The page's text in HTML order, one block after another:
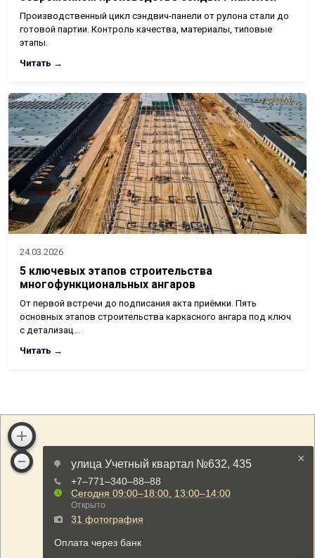
Производственный цикл сэндвич-панели от рулона стали до
готовой партии. Контроль качества, материалы, типовые
этапы.
Читать →
24.03.2026
5 ключевых этапов строительства
многофункциональных ангаров
От первой встречи до подписания акта приёмки. Пять
основных этапов строительства каркасного ангара под ключ
с детализац…
Читать →